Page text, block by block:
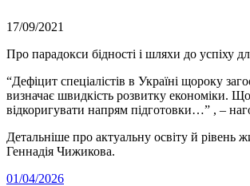
17/09/2021
Про парадокси бідності і шляхи до успіху
“Дефіцит спеціалістів в Україні щороку
визначає швидкість розвитку економіки.
відкоригувати напрям підготовки…” , –
Детальніше про актуальну освіту й рівень
Геннадія Чижикова.
01/04/2026